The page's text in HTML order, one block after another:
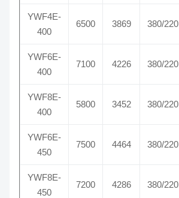
YWF4E-
400
6500 3869 380/220
YWF6E-
400
7100 4226 380/220
YWF8E-
400
5800 3452 380/220
YWF6E-
450
7500 4464 380/220
YWF8E-
450
7200 4286 380/220